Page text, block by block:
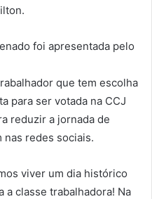
foi apresentada pelo
que tem escolha
para ser votada na CCJ
reduzir a jornada de
nas redes sociais.
viver um dia histórico
a classe trabalhadora! Na